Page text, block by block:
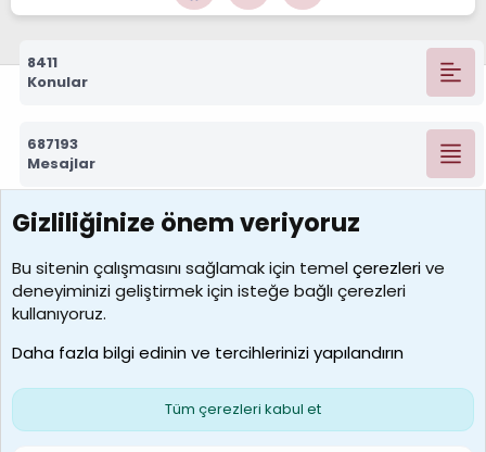
8411
Konular
687193
Mesajlar
7388
Kullanıcılar
borabekirogluu
Son üye
Çerezler
S
Gizliliğinize önem veriyoruz
Bu sitenin çalışmasını sağlamak için temelçerezlerive
deneyiminizi geliştirmek için isteğe bağlı çerezleri
kullanıyoruz.
Daha fazla bilgi edinin ve tercihlerinizi yapılandırın
Tüm çerezleri kabul et